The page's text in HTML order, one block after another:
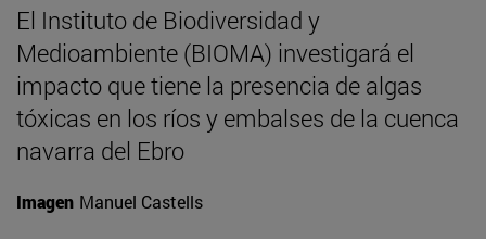
El Instituto de Biodiversidad y
Medioambiente (BIOMA) investigará el
impacto que tiene la presencia de algas
tóxicas en los ríos y embalses de la cuenca
navarra del Ebro
Imagen Manuel Castells